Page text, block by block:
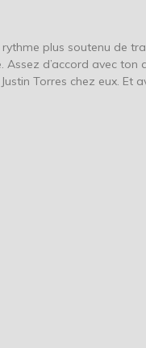
plus soutenu de
Assez d’accord avec ton
Torres chez eux. Et